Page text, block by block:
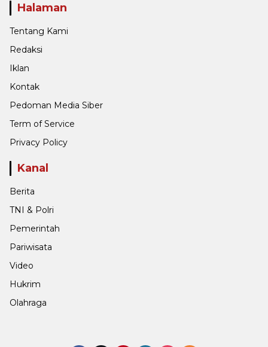
Halaman
Tentang Kami
Redaksi
Iklan
Kontak
Pedoman Media Siber
Term of Service
Privacy Policy
Kanal
Berita
TNI & Polri
Pemerintah
Pariwisata
Video
Hukrim
Olahraga